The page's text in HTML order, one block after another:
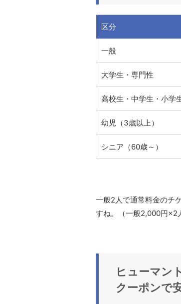
区分
一般
大学生・専門性
高校生・中学生・小学
幼児（3歳以上）
シニア（60歳～）
一般2人で通常料金のチ
すね。（一般2,000円×2
ヒューマン
クーポンで